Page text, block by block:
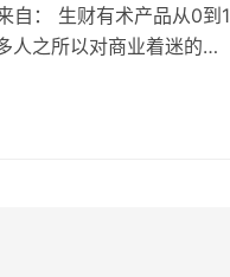
自： 生财有术产品从0到1
人之所以对商业着迷的原